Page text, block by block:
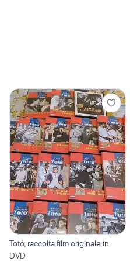
Totò, raccolta film originale in
DVD